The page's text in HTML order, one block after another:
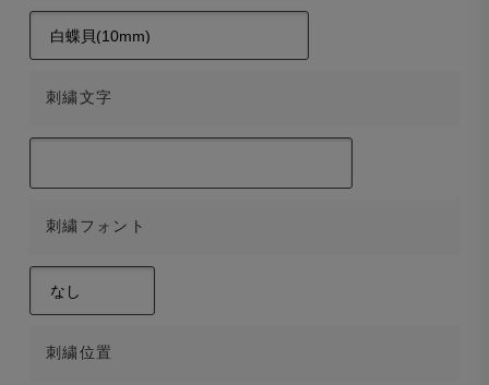
刺繍文字
刺繍フォント
刺繍位置